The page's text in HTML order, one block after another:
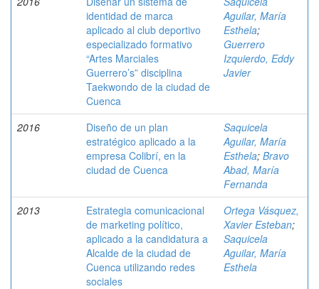
identidad de marca
aplicado al club deportivo
especializado formativo
“Artes Marciales
Guerrero’s” disciplina
Taekwondo de la ciudad de
Cuenca
Aguilar, María
Esthela;
Guerrero
Izquierdo, Eddy
Javier
2016
Diseño de un plan
estratégico aplicado a la
empresa Colibrí, en la
ciudad de Cuenca
Saquicela
Aguilar, María
Esthela; Bravo
Abad, María
Fernanda
2013
Estrategia comunicacional
de marketing político,
aplicado a la candidatura a
Alcalde de la ciudad de
Cuenca utilizando redes
sociales
Ortega Vásquez,
Xavier Esteban;
Saquicela
Aguilar, María
Esthela